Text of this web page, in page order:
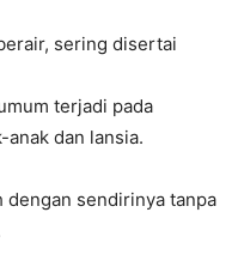
sering disertai
terjadi pada
dan lansia.
dengan sendirinya tanpa